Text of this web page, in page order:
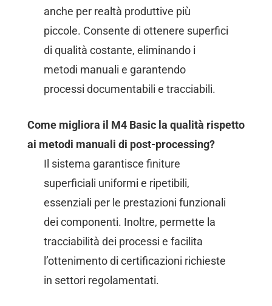
anche per realtà produttive più
piccole. Consente di ottenere superfici
di qualità costante, eliminando i
metodi manuali e garantendo
processi documentabili e tracciabili.
Come migliora il M4 Basic la qualità rispetto
ai metodi manuali di post-processing?
Il sistema garantisce finiture
superficiali uniformi e ripetibili,
essenziali per le prestazioni funzionali
dei componenti. Inoltre, permette la
tracciabilità dei processi e facilita
l’ottenimento di certificazioni richieste
in settori regolamentati.